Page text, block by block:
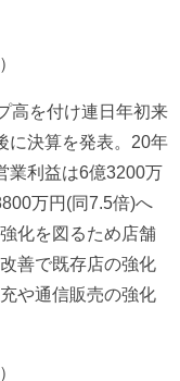
高を付け連日年初来
に決算を発表。20年
業利益は6億3200万
万円(同7.5倍)へ
化を図るため店舗
善で既存店の強化
や通信販売の強化